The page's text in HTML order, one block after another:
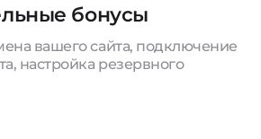
бонусы
вашего сайта, подключение
настройка резервного